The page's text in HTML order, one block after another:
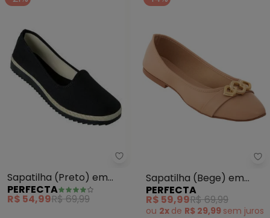
Perfecta - Sapatilha (Preto)
Sapatilha (Preto) em
Sintético
PERFECTA
R$ 54,99R$ 69,99
Sapatilha (Bege) em
Sintético
PERFECTA
R$ 59,99R$ 69,99
ou 2x de R$ 29,99 sem juros